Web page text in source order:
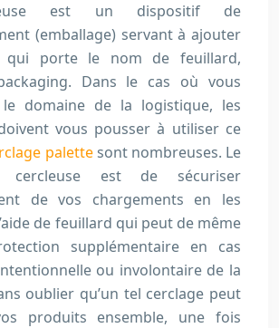
est un dispositif de
(emballage) servant à ajouter
qui porte le nom de feuillard,
Dans le cas où vous
domaine de la logistique, les
vous pousser à utiliser ce
palettesont nombreuses. Le
cercleuse est de sécuriser
de vos chargements en les
de feuillard qui peut de même
supplémentaire en cas
ou involontaire de la
oublier qu’un tel cerclage peut
produits ensemble, une fois